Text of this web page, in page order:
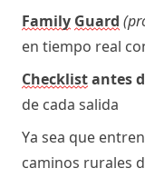
Family Guard
en tiempo real
Checklist antes
de cada salida
Ya sea que
caminos rurales